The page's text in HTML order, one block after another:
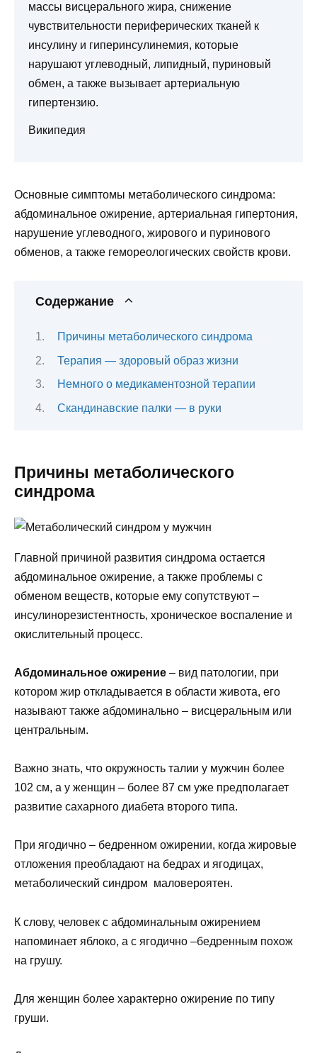
массы висцерального жира, снижение
чувствительности периферических тканей к
инсулину и гиперинсулинемия, которые
нарушают углеводный, липидный, пуриновый
обмен, а также вызывает артериальную
гипертензию.
Википедия
Основные симптомы метаболического синдрома:
абдоминальное ожирение, артериальная гипертония,
нарушение углеводного, жирового и пуринового
обменов, а также гемореологических свойств крови.
Содержание
Причины метаболического синдрома
Терапия — здоровый образ жизни
Немного о медикаментозной терапии
Скандинавские палки — в руки
Причины метаболического
синдрома
Главной причиной развития синдрома остается
абдоминальное ожирение, а также проблемы с
обменом веществ, которые ему сопутствуют –
инсулинорезистентность, хроническое воспаление и
окислительный процесс.
Абдоминальное ожирение – вид патологии, при
котором жир откладывается в области живота, его
называют также абдоминально – висцеральным или
центральным.
Важно знать, что окружность талии у мужчин более
102 см, а у женщин – более 87 см уже предполагает
развитие сахарного диабета второго типа.
При ягодично – бедренном ожирении, когда жировые
отложения преобладают на бедрах и ягодицах,
метаболический синдром маловероятен.
К слову, человек с абдоминальным ожирением
напоминает яблоко, а с ягодично –бедренным похож
на грушу.
Для женщин более характерно ожирение по типу
груши.